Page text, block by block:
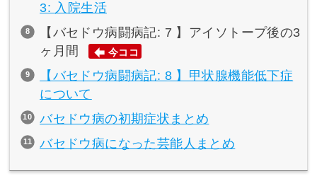
3: 入院生活
【バセドウ病闘病記: 7 】アイソトープ後の3
ヶ月間
今ココ
【バセドウ病闘病記: 8 】甲状腺機能低下症
について
バセドウ病の初期症状まとめ
バセドウ病になった芸能人まとめ